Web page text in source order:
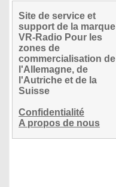
Site de service et
support de la marque
VR-Radio Pour les
zones de
commercialisation de
l'Allemagne, de
l'Autriche et de la
Suisse
Confidentialité
A propos de nous